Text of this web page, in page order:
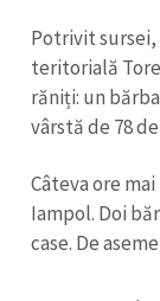
Potrivit sursei,
teritorială
răniți: un
vârstă de 78
Câteva ore
Iampol. Doi
case. De